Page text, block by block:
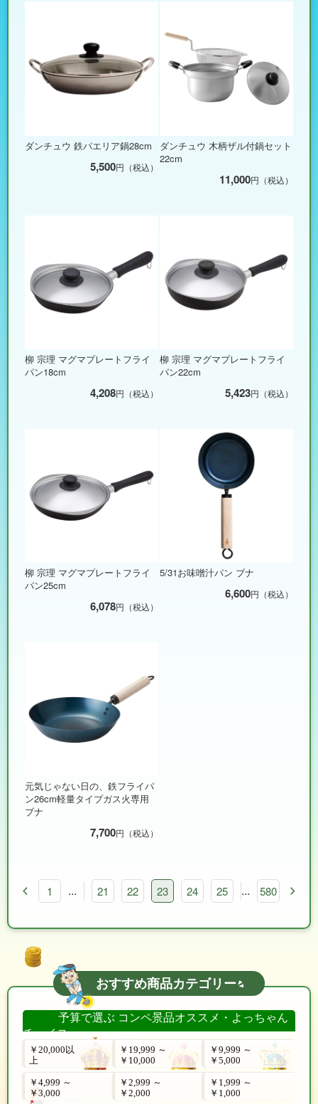
ダンチュウ 鉄パエリア鍋28cm
5,500円（税込）
ダンチュウ 木柄ザル付鍋セット
22cm
11,000円（税込）
柳 宗理 マグマプレートフライ
パン18cm
4,208円（税込）
柳 宗理 マグマプレートフライ
パン22cm
5,423円（税込）
柳 宗理 マグマプレートフライ
パン25cm
6,078円（税込）
5/31お味噌汁パン ブナ
6,600円（税込）
元気じゃない日の、鉄フライパ
ン26cm軽量タイプガス火専用
ブナ
7,700円（税込）
1 ...
19 20 21 22 23 24 25 26 27
... 580
おすすめ商品カテゴリー
予算で選ぶ コンペ景品オススメ・よっちゃん
チョイス
￥20,000以
上
￥19,999 ～
￥10,000
￥9,999 ～
￥5,000
￥4,999 ～
￥3,000
￥2,999 ～
￥2,000
￥1,999 ～
￥1,000